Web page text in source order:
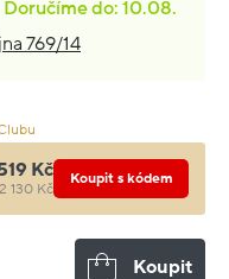
Doručíme do: 10.08.
769/14
Kč
130 Kč
Koupit s kódem
Koupit